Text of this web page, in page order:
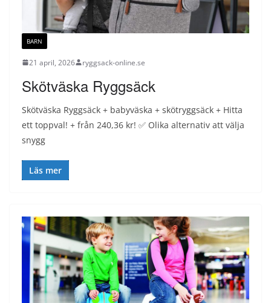
BARN
21 april, 2026 ryggsack-online.se
Skötväska Ryggsäck
Skötväska Ryggsäck + babyväska + skötryggsäck + Hitta
ett toppval! + från 240,36 kr! ✅ Olika alternativ att välja
snygg
Läs mer